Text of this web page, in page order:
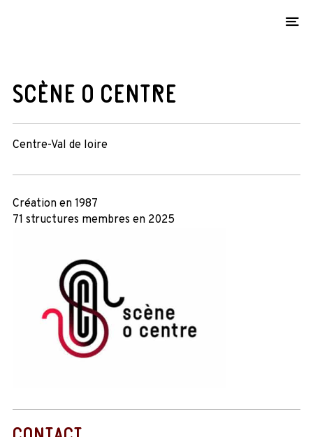
SCÈNE O CENTRE
Centre-Val de loire
Création en 1987
71 structures membres en 2025